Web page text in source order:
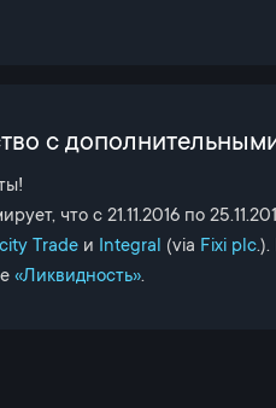
с
что с 21.11.2016 по
Trade и Integral (via Fixi plc
«Ликвидность».